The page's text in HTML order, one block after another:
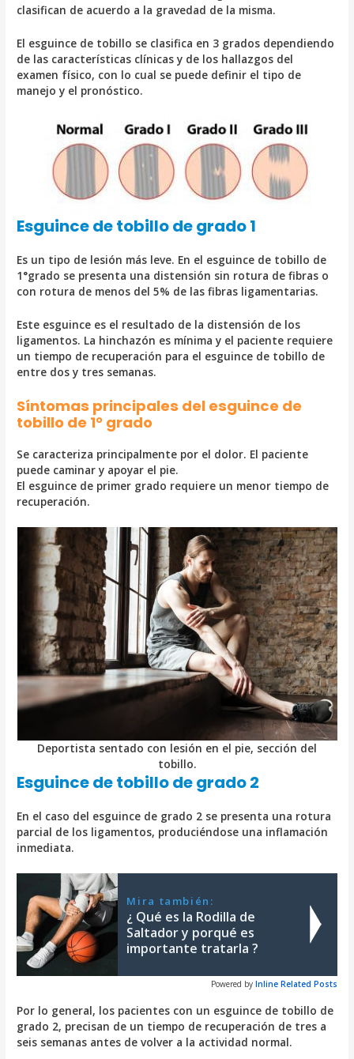
clasifican de acuerdo a la gravedad de la misma.
El esguince de tobillo se clasifica en 3 grados dependiendo
de las características clínicas y de los hallazgos del
examen físico, con lo cual se puede definir el tipo de
manejo y el pronóstico.
Esguince de tobillo de grado 1
Es un tipo de lesión más leve. En el esguince de tobillo de
1°grado se presenta una distensión sin rotura de fibras o
con rotura de menos del 5% de las fibras ligamentarias.
Este esguince es el resultado de la distensión de los
ligamentos. La hinchazón es mínima y el paciente requiere
un tiempo de recuperación para el esguince de tobillo de
entre dos y tres semanas.
Síntomas principales del esguince de
tobillo de 1° grado
Se caracteriza principalmente por el dolor. El paciente
puede caminar y apoyar el pie.
El esguince de primer grado requiere un menor tiempo de
recuperación.
Deportista sentado con lesión en el pie, sección del
tobillo.
Esguince de tobillo de grado 2
En el caso del esguince de grado 2 se presenta una rotura
parcial de los ligamentos, produciéndose una inflamación
inmediata.
Mira también:
¿ Qué es la Rodilla de
Saltador y porqué es
importante tratarla ?
Powered by Inline Related Posts
Por lo general, los pacientes con un esguince de tobillo de
grado 2, precisan de un tiempo de recuperación de tres a
seis semanas antes de volver a la actividad normal.